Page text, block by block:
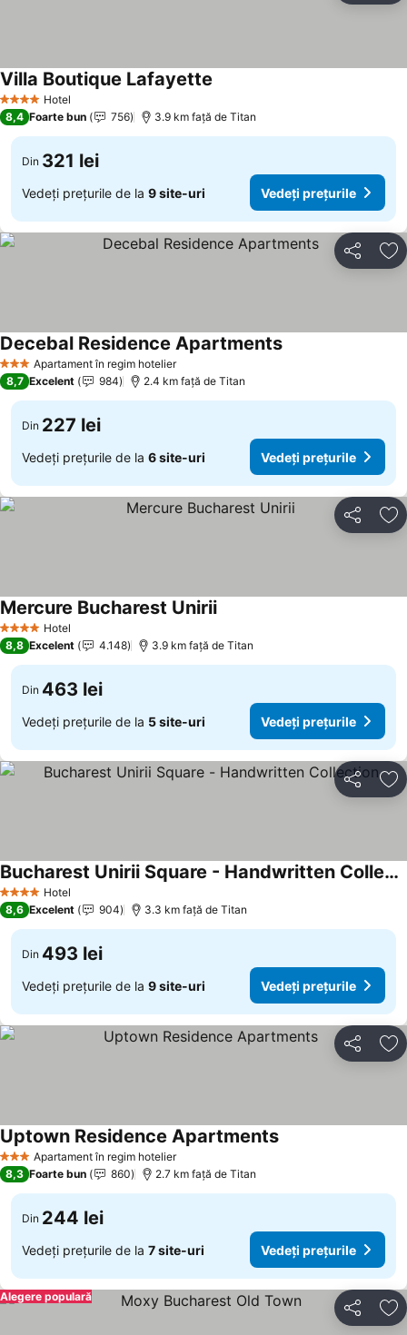
4 Stele Hotel
Villa Boutique Lafayette
8,4 Foarte bun 756 3.9 km faţă de Titan
Din 321 lei
Vedeți prețurile de la 9 site-uri Vedeți prețurile
Distribuiți
3 SteleApartament în regim hotelier
Decebal Residence Apartments
8,7 Excelent 984 2.4 km faţă de Titan
Din 227 lei
Vedeți prețurile de la 6 site-uri Vedeți prețurile
Distribuiți
4 Stele Hotel
Mercure Bucharest Unirii
8,8 Excelent 4.148 3.9 km faţă de Titan
Din 463 lei
Vedeți prețurile de la 5 site-uri Vedeți prețurile
Distribuiți
4 Stele Hotel
Bucharest Unirii Square - Handwritten Collection
8,6 Excelent 904 3.3 km faţă de Titan
Din 493 lei
Vedeți prețurile de la 9 site-uri Vedeți prețurile
Distribuiți
3 SteleApartament în regim hotelier
Uptown Residence Apartments
8,3 Foarte bun 860 2.7 km faţă de Titan
Din 244 lei
Vedeți prețurile de la 7 site-uri Vedeți prețurile
Distribuiți
Alegere populară